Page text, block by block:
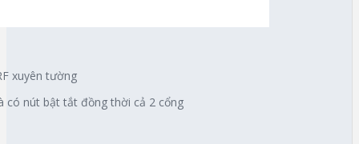
xuyên tường
có nút bật tắt đồng thời cả 2 cổng